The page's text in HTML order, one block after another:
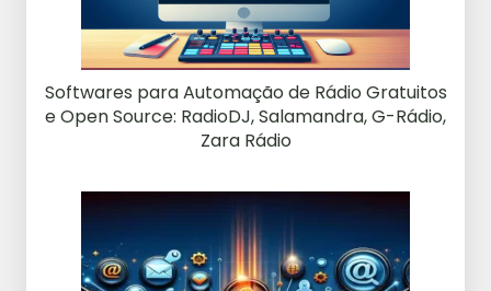
Softwares para Automação de Rádio Gratuitos
e Open Source: RadioDJ, Salamandra, G-Rádio,
Zara Rádio